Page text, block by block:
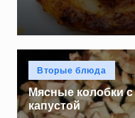
Опубликовано
в Вторые блюда
Мясные колобки
капустой